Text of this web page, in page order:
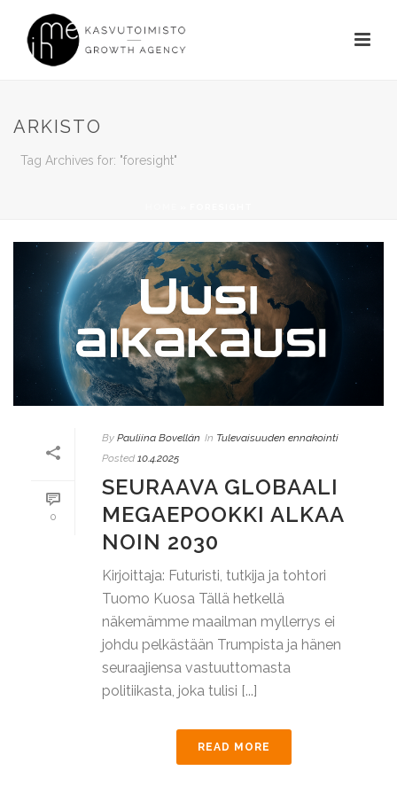
ARKISTO
Tag Archives for: "foresight"
0
By Pauliina Bovellán In Tulevaisuuden ennakointi
Posted 10.4.2025
SEURAAVA GLOBAALI
MEGAEPOOKKI ALKAA
NOIN 2030
Kirjoittaja: Futuristi, tutkija ja tohtori
Tuomo Kuosa Tällä hetkellä
näkemämme maailman myllerrys ei
johdu pelkästään Trumpista ja hänen
seuraajiensa vastuuttomasta
politiikasta, joka tulisi [...]
READ MORE